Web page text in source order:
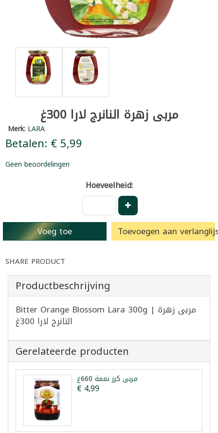
مربى زهرة النانرج لارا 300غ
Merk: LARA
Betalen: € 5,99
Geen beoordelingen
Hoeveelheid:
Voeg toe Toevoegen aan
SHARE PRODUCT
Productbeschrijving
Bitter Orange Blossom Lara 300g | مربى زهرة
النانرج لارا 300غ
Gerelateerde producten
مربى كرز نعمة 660غ
€ 4,99